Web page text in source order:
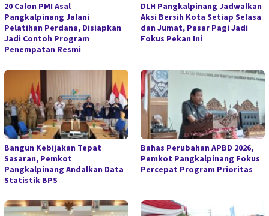
20 Calon PMI Asal
Pangkalpinang Jalani
Pelatihan Perdana, Disiapkan
Jadi Contoh Program
Penempatan Resmi
DLH Pangkalpinang Jadwalkan
Aksi Bersih Kota Setiap Selasa
dan Jumat, Pasar Pagi Jadi
Fokus Pekan Ini
Bangun Kebijakan Tepat
Sasaran, Pemkot
Pangkalpinang Andalkan Data
Statistik BPS
Bahas Perubahan APBD 2026,
Pemkot Pangkalpinang Fokus
Percepat Program Prioritas